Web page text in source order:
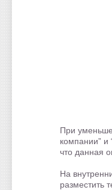
При
компании” и
что данная
На
разместить